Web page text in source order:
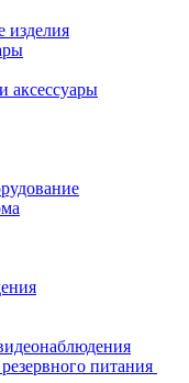
изделия
аксессуары
питания